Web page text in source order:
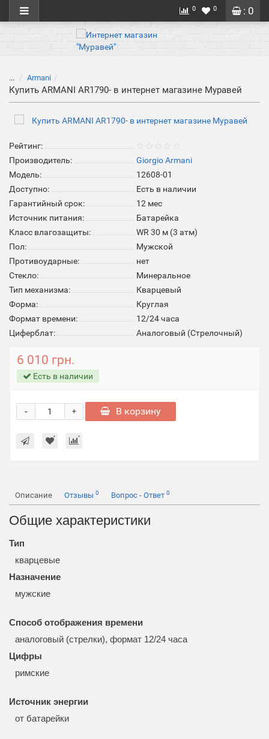
: 0
0 0
... Armani
Купить ARMANI AR1790- в интернет магазине Муравей
Рейтинг:
Производитель:
Giorgio Armani
Модель:
12608-01
Доступно:
Есть в наличии
Гарантийный срок:
12 мес
Источник питания:
Батарейка
Класс влагозащиты:
WR 30 м (3 атм)
Пол:
Мужской
Противоударные:
нет
Стекло:
Минеральное
Тип механизма:
Кварцевый
Форма:
Круглая
Формат времени:
12/24 часа
Циферблат:
Аналоговый (Стрелочный)
6 010 грн.
Есть в наличии
+
- В корзину
Описание Отзывы 0 Вопрос - Ответ 0
Общие характеристики
Тип
кварцевые
Назначение
мужские
Способ отображения времени
аналоговый (стрелки), формат 12/24 часа
Цифры
римские
Источник энергии
от батарейки